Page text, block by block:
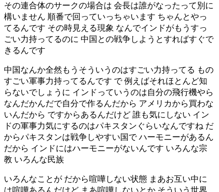
その連合体のサークの場合は 会長は誰がなったって別に
構いません 順番で回っていっちゃいます ちゃんとやっ
てるんです その時見える現象 なんでインドがもうすっ
ごい力持ってるのに 中国との戦争しようとすればすぐで
きるんです
中国なんか全然もうそういうのはすごい力持ってる もの
すごい軍事力持ってるんです で 例えばそれほとんど知
らないでしょうに インドっていうのは自分の飛行機やら
なんだかんだで自分で作るんだから アメリカから買わな
いんだから ですからあるんだけど 誰も気にしない イン
ドの軍事力気にするのはパキスタンぐらいなんですね だ
からパキスタンは戦争しやすい国で ハーモニーがあるん
だから インドにはハーモニーがないんです いろんな宗
教 いろんな民族
いろんなことが だから喧嘩しない状態 まあお互い中に